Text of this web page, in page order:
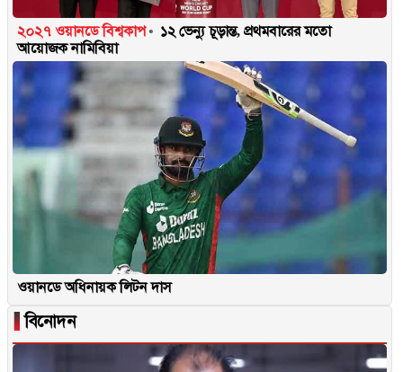
২০২৭ ওয়ানডে বিশ্বকাপ
১২ ভেন্যু চূড়ান্ত, প্রথমবারের মতো
আয়োজক নামিবিয়া
ওয়ানডে অধিনায়ক লিটন দাস
▐বিনোদন